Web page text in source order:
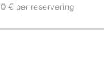
€ per reservering